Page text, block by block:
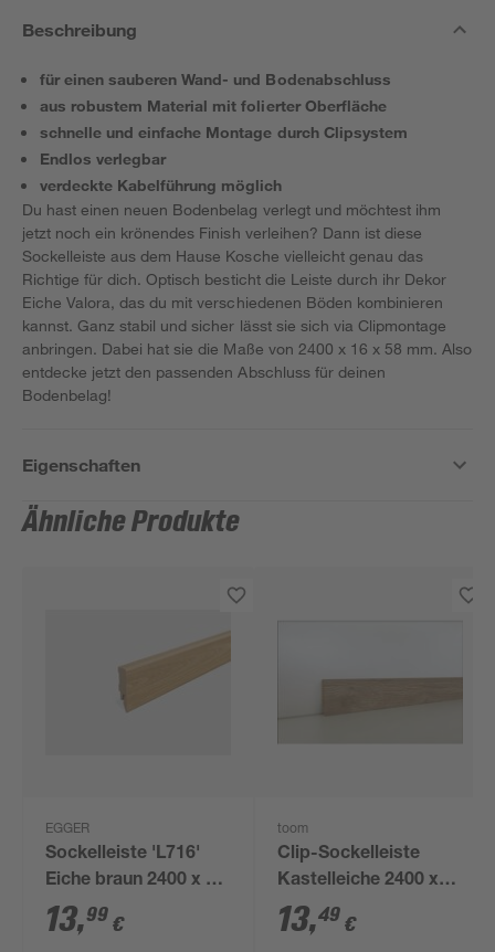
Beschreibung
für einen sauberen Wand- und Bodenabschluss
aus robustem Material mit folierter Oberfläche
schnelle und einfache Montage durch Clipsystem
Endlos verlegbar
verdeckte Kabelführung möglich
Du hast einen neuen Bodenbelag verlegt und möchtest ihm
jetzt noch ein krönendes Finish verleihen? Dann ist diese
Sockelleiste aus dem Hause Kosche vielleicht genau das
Richtige für dich. Optisch besticht die Leiste durch ihr Dekor
Eiche Valora, das du mit verschiedenen Böden kombinieren
kannst. Ganz stabil und sicher lässt sie sich via Clipmontage
anbringen. Dabei hat sie die Maße von 2400 x 16 x 58 mm. Also
entdecke jetzt den passenden Abschluss für deinen
Bodenbelag!
Eigenschaften
Ähnliche Produkte
EGGER
Sockelleiste 'L716'
Eiche braun 2400 x 58
x 14 mm
13,99 €
toom
Clip-Sockelleiste
Kastelleiche 2400 x
19 x 58 mm
13,49 €